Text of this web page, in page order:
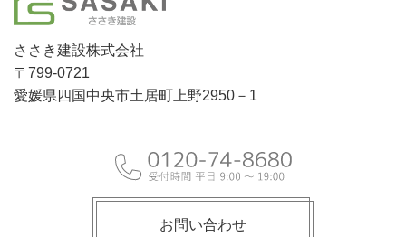
ささき建設株式会社
〒799-0721
愛媛県四国中央市土居町上野2950－1
お問い合わせ